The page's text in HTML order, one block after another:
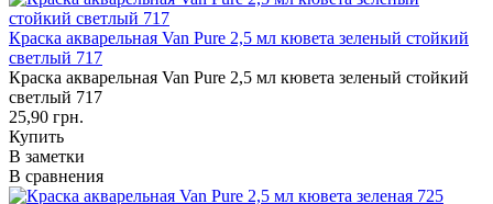
Краска акварельная Van Pure 2,5 мл кювета зеленый стойкий
светлый 717
Краска акварельная Van Pure 2,5 мл кювета зеленый стойкий
светлый 717
25,90 грн.
Купить
В заметки
В сравнения